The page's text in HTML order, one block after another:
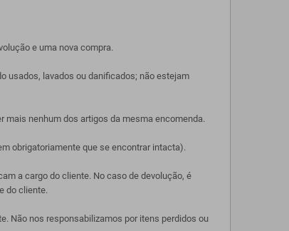
e uma nova compra.
usados, lavados ou danificados; não estejam
mais nenhum dos artigos da mesma encomenda.
obrigatoriamente que se encontrar intacta).
a cargo do cliente. No caso de devolução, é
do cliente.
Não nos responsabilizamos por itens perdidos ou